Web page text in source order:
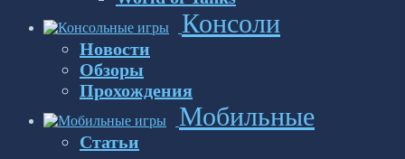
Консоли
Новости
Обзоры
Прохождения
Мобильные
Статьи